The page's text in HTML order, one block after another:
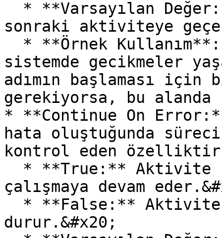
sonraki aktiviteye
sistemde gecikmeler
adımın başlaması
gerekiyorsa, bu
* **Continue On
hata oluştuğunda
kontrol eden
çalışmaya devam
durur.&#x20;